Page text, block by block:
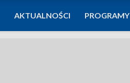
AKTUALNOŚCI PROGRAMY